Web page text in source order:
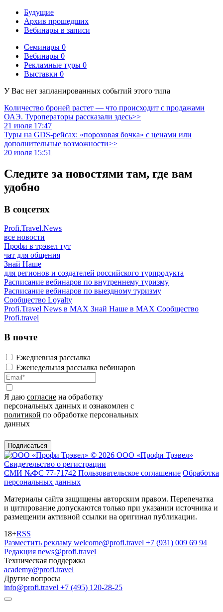
Будущие
Архив прошедших
Вебинары в записи
Семинары 0
Вебинары 0
Рекламные туры 0
Выставки 0
У Вас нет запланированных событий этого типа
Количество броней растет — что происходит с продажами
ОАЭ. Туроператоры рассказали здесь>>
21 июля 17:47
Туры на GDS-рейсах: «пороховая бочка» с ценами или
дополнительные возможности>>
20 июля 15:51
Следите за новостями там, где вам
удобно
В соцсетях
Profi.Travel.News
все новости
Профи в трэвел тут
чат для общения
Знай Наше
для регионов и создателей российского турпродукта
Расписание вебинаров по внутреннему туризму
Расписание вебинаров по выездному туризму
Сообщество Loyalty
Profi.Travel News в MAX Знай Наше в MAX Сообщество
Profi.travel
В почте
Ежедневная рассылка
Еженедельная рассылка вебинаров
Я даю согласие на обработку
персональных данных и ознакомлен с
политикой по обработке персональных
данных
Подписаться
© 2026 ООО «Профи Трэвeл»
Свидетельство о регистрации
СМИ №ФС 77-71742 Пользовательское соглашение Обработка
персональных данных
Материалы сайта защищены авторским правом. Перепечатка
и цитирование допускаются только при указании источника и
размещении активной ссылки на оригинал публикации.
18+RSS
Разместить рекламу welcome@profi.travel +7 (931) 009 69 94
Редакция news@profi.travel
Техническая поддержка
academy@profi.travel
Другие вопросы
info@profi.travel +7 (495) 120-28-25